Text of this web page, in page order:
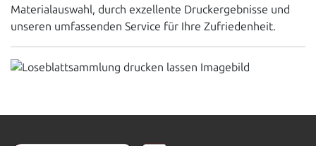
Materialauswahl, durch exzellente Druckergebnisse und
unseren umfassenden Service für Ihre Zufriedenheit.